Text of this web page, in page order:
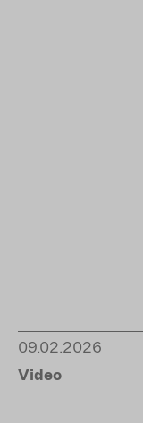
09.02.2026
Video